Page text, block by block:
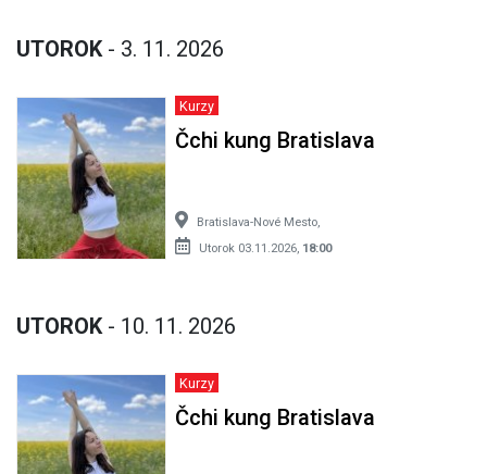
UTOROK - 3. 11. 2026
Kurzy
Čchi kung Bratislava
Bratislava-Nové Mesto,
Utorok 03.11.2026, 18:00
UTOROK - 10. 11. 2026
Kurzy
Čchi kung Bratislava